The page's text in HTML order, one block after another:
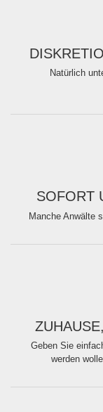
Natürlich
SOFORT
Manche Anwälte
Geben Sie
werden